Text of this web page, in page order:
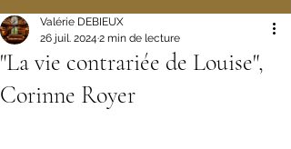
"La vie contrariée de Louise",
Corinne Royer
Valérie DEBIEUX
26 juil. 2024 2 min de lecture